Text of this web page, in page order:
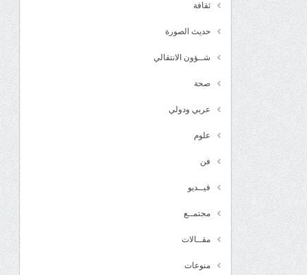
ثقافة
حديث الصورة
شــؤون الانتقالي
صحة
عربي ودولي
علوم
فن
فيــديو
مجتمــع
مقــالات
منوعات